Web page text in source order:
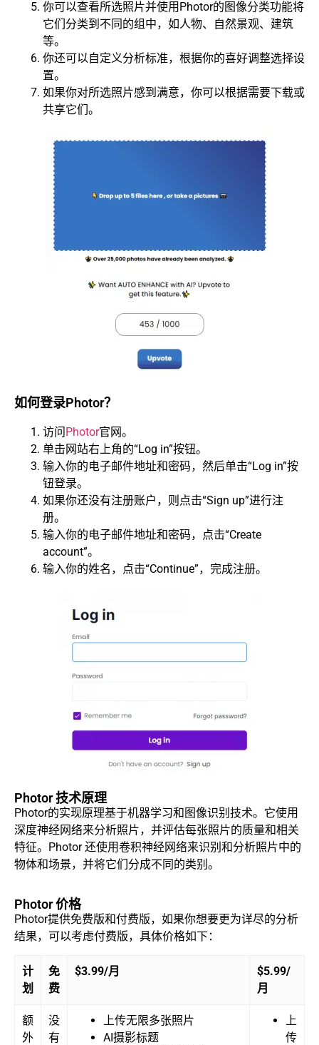
你可以查看所选照片并使用Photor的图像分类功能将
它们分类到不同的组中，如人物、自然景观、建筑
等。
你还可以自定义分析标准，根据你的喜好调整选择设
置。
如果你对所选照片感到满意，你可以根据需要下载或
共享它们。
如何登录Photor？
访问 Photor官网。
单击网站右上角的“Log in”按钮。
输入你的电子邮件地址和密码，然后单击“Log in”按
钮登录。
如果你还没有注册账户，则点击“Sign up”进行注
册。
输入你的电子邮件地址和密码，点击“Create
account”。
输入你的姓名，点击“Continue”，完成注册。
Photor 技术原理
Photor的实现原理基于机器学习和图像识别技术。它使用
深度神经网络来分析照片，并评估每张照片的质量和相关
特征。Photor 还使用卷积神经网络来识别和分析照片中的
物体和场景，并将它们分成不同的类别。
Photor 价格
Photor提供免费版和付费版，如果你想要更为详尽的分析
结果，可以考虑付费版，具体价格如下：
计
划
免
费
$3.99/月
$5.99/
月
额
外
没
有
上传无限多张照片
AI摄影标题
上
传